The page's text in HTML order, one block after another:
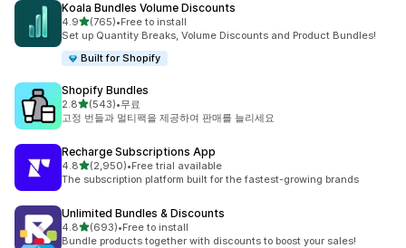
Koala Bundles Volume Discounts
4.9별 5개 중
(765)
총 리뷰 765개
•Free to install
Set up Quantity Breaks, Volume Discounts and Product Bundles!
Built for Shopify
Shopify Bundles
2.8별 5개 중
(543)
총 리뷰 543개
•무료
고정 번들과 멀티팩을 제공하여 판매를 늘리세요
Recharge Subscriptions App
4.8별 5개 중
(2,950)
총 리뷰 2950개
•Free trial available
The subscription platform built for the fastest-growing brands
Unlimited Bundles & Discounts
4.8별 5개 중
(693)
총 리뷰 693개
•Free to install
Bundle products together with discounts to boost your sales!